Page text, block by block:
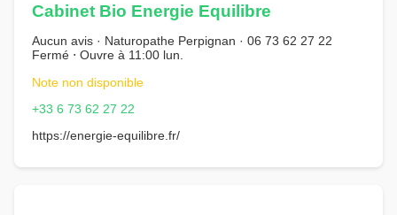
Cabinet Bio Energie Equilibre
Aucun avis · Naturopathe Perpignan · 06 73 62 27 22
Fermé ⋅ Ouvre à 11:00 lun.
Note non disponible
+33 6 73 62 27 22
https://energie-equilibre.fr/